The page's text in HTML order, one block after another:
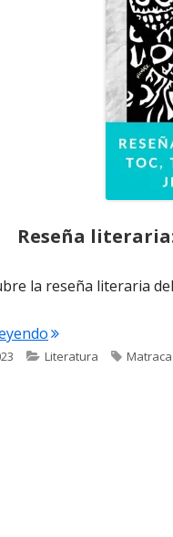
Reseña
la reseña literaria
"Reseña literaria:
Categorías
Literatura